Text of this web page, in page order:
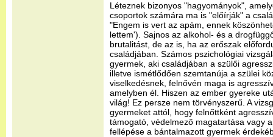
Léteznek bizonyos "hagyományok",
csoportok számára ma is "előírják" a
"Engem is vert az apám, ennek
lettem'). Sajnos az alkohol- és a
brutalitást, de az is, ha az erőszak
családjában. Számos pszichológiai
gyermek, aki családjában a szülői
illetve ismétlődően szemtanúja a szülei
viselkedésnek, felnővén maga is
amelyben él. Hiszen az ember gyereke
világ! Ez persze nem törvényszerű. A
gyermeket attól, hogy felnőttként
támogató, védelmező magatartása vagy
fellépése a bántalmazott gyermek